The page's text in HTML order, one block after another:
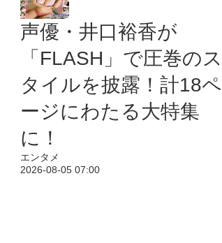
声優・井口裕香が
「FLASH」で圧巻のス
タイルを披露！計18ペ
ージにわたる大特集
に！
エンタメ
2026-08-05 07:00